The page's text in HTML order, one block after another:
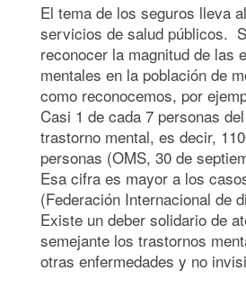
El tema de los seguros lleva
servicios de salud públicos.
reconocer la magnitud de las
mentales en la población de
como reconocemos, por
Casi 1 de cada 7 personas
trastorno mental, es decir,
personas (OMS, 30 de
Esa cifra es mayor a los
(Federación Internacional de
Existe un deber solidario de
semejante los trastornos
otras enfermedades y no